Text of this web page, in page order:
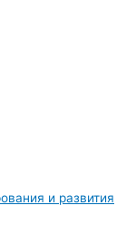
и развития